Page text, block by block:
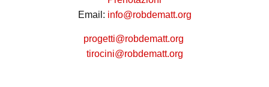
Email: info@robdematt.org
progetti@robdematt.org
tirocini@robdematt.org